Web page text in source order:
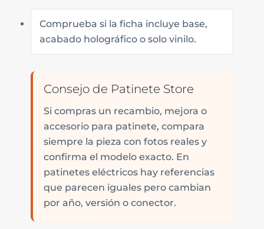
Comprueba si la ficha incluye base,
acabado holográfico o solo vinilo.
Consejo de Patinete Store
Si compras un recambio, mejora o
accesorio para patinete, compara
siempre la pieza con fotos reales y
confirma el modelo exacto. En
patinetes eléctricos hay referencias
que parecen iguales pero cambian
por año, versión o conector.